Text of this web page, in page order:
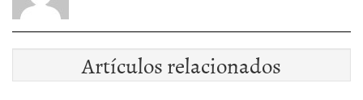
Artículos relacionados